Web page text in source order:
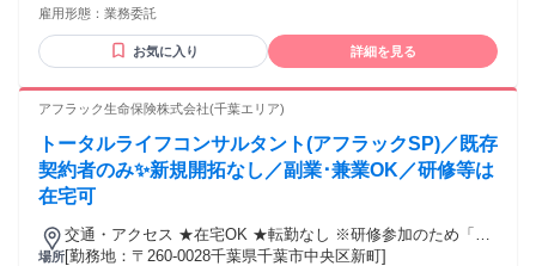
主婦･主夫歓迎（ブランクOK） ＊女性が活躍中 ＊中途入社
50％以上 ＊副業･WワークOK ＊40代以上も応募可、50代以上
も応募可
に自信がない方もお気軽にお問合せください 【 あれば歓迎
】 ■ オフィスワーク（ホワイトカラー）のご経験 ■ カスタマ
ーサービス･サポート（BtoC事業）のご経験 ■ 営業事務･内勤
営業のご経験 ■ 金融･保険業界のご経験 ❯❯❯ こんな方にピ
しながら自由に働きたい ✅ 人と関わる仕事がしたい ✅ 自宅
でできる仕事を探している ✅ 前職の経験を活かせる仕事がし
たい ❯❯❯ こんなキーワードで探す方にも ＿.＿.＿.＿.＿.＿.
＿.＿.＿.＿.＿.＿.＿.＿ ・保険プランナー ・ライフプランナー
・ファイナンシャルプランナー（FP） ・保険セールス、保険
営業 ・ルート営業、パートナー営業 ・代理店サポート営業、
雇用形態： 業務委託
お気に入り 詳細を見る
アフラック生命保険株式会社(千葉エリア)
トータルライフコンサルタント(アフラックSP)／既存
契約者のみ✨新規開拓なし／副業･兼業OK／研修等は
在宅可
場所
交通・アクセス ★在宅OK ★転勤なし ※研修参加のため「新
宿区西新宿」への出社あり
[勤務地：〒260-0028千葉県千葉市中央区新町]